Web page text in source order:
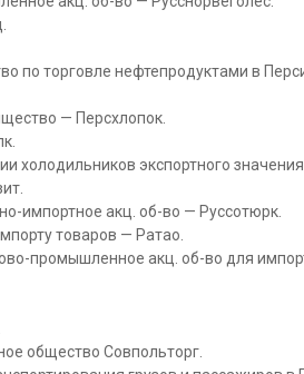
по торговле нефтепродуктами в
— Персхлопок.
холодильников экспортного
импортное акц. об-во — Руссотюрк.
товаров — Ратао.
промышленное акц. об-во для
общество Совпольторг.